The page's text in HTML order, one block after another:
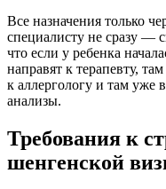
Все назначения только
специалисту не сразу —
что если у ребенка
направят к терапевту,
к аллергологу и там уже
анализы.
Требования к
шенгенской